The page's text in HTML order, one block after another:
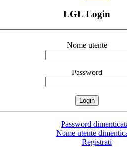
LGL Login
Nome utente
Password
Password
Nome utente
Registrati